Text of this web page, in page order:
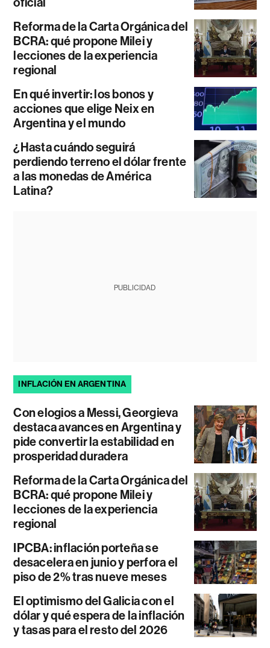
Reforma de la Carta Orgánica del
BCRA: qué propone Milei y
lecciones de la experiencia
regional
En qué invertir: los bonos y
acciones que elige Neix en
Argentina y el mundo
¿Hasta cuándo seguirá
perdiendo terreno el dólar frente
a las monedas de América
Latina?
PUBLICIDAD
INFLACIÓN EN ARGENTINA
Con elogios a Messi, Georgieva
destaca avances en Argentina y
pide convertir la estabilidad en
prosperidad duradera
Reforma de la Carta Orgánica del
BCRA: qué propone Milei y
lecciones de la experiencia
regional
IPCBA: inflación porteña se
desacelera en junio y perfora el
piso de 2% tras nueve meses
El optimismo del Galicia con el
dólar y qué espera de la inflación
y tasas para el resto del 2026